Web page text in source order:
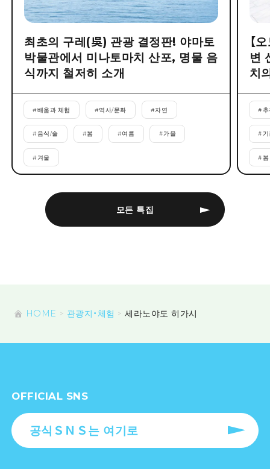
모든 특집
최초의 구레(吳) 관광 결정판! 야마토
박물관에서 미나토마치 산포, 명물 음
식까지 철저히 소개
#배움과 체험 #역사/문화 #자연
#음식/술 #봄 #여름 #가을
# 겨울
【
변
치
#
#
#봄
HOME 관광지・체험 세라노야도 히가시
OFFICIAL SNS
공식ＳＮＳ는 여기로